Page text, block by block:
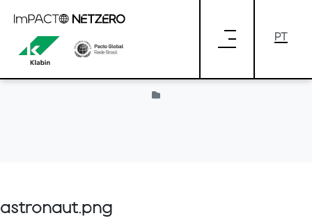
Provided by Liferay
astronaut.png